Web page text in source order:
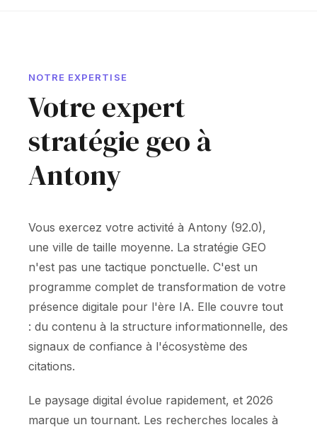
NOTRE EXPERTISE
Votre expert
stratégie geo à
Antony
Vous exercez votre activité à Antony (92.0),
une ville de taille moyenne. La stratégie GEO
n'est pas une tactique ponctuelle. C'est un
programme complet de transformation de votre
présence digitale pour l'ère IA. Elle couvre tout
: du contenu à la structure informationnelle, des
signaux de confiance à l'écosystème des
citations.
Le paysage digital évolue rapidement, et 2026
marque un tournant. Les recherches locales à